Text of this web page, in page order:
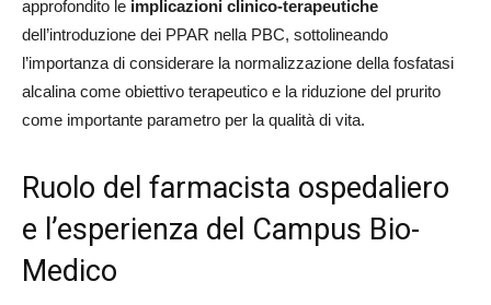
approfondito le implicazioni clinico-terapeutiche
dell’introduzione dei PPAR nella PBC, sottolineando
l’importanza di considerare la normalizzazione della fosfatasi
alcalina come obiettivo terapeutico e la riduzione del prurito
come importante parametro per la qualità di vita.
Ruolo del farmacista ospedaliero
e l’esperienza del Campus Bio-
Medico